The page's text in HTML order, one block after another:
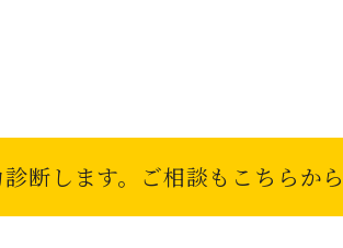
断します。 ご相談もこちらから